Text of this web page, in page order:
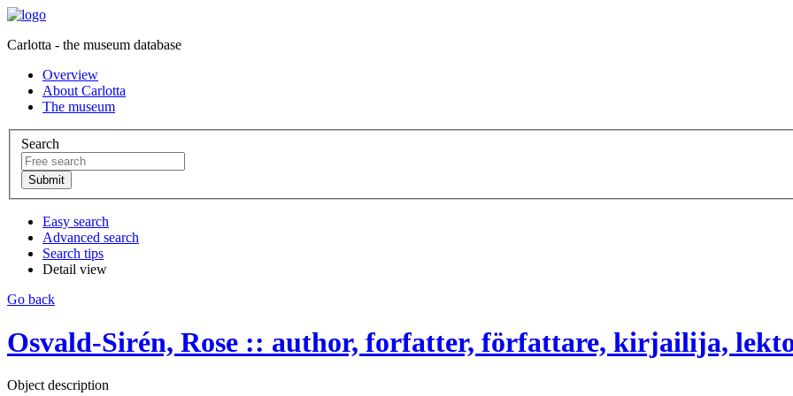
Carlotta - the museum database
Overview
About Carlotta
The museum
Search
Easy search
Advanced search
Search tips
Detail view
Go back
Osvald-Sirén, Rose :: author, forfatter, författare, kirjailija,
Object description